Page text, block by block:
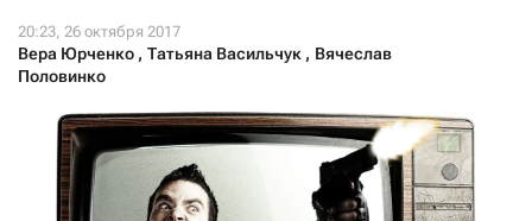
Вера Юрченко , Татьяна Васильчук , Вячеслав
Половинко
СТАТЬ СОУЧАСТНИКОМ
Если у вас есть вопросы, пишите donate@novayagazeta.ruили
звоните:
+7 (929) 612-03-68